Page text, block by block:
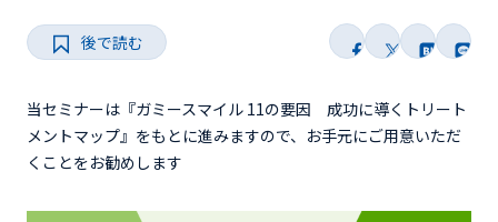
オンデマンド配信
後で読む
当セミナーは『ガミースマイル 11の要因 成功に導くトリート
メントマップ』をもとに進みますので、お手元にご用意いただ
くことをお勧めします